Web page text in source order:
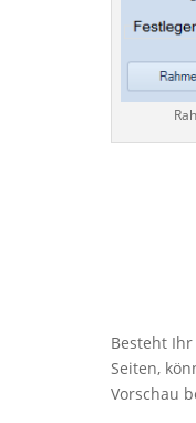
Besteht
Seiten,
Vorschau